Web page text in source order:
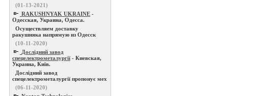
(01-13-2021)
RAKUSHNYAK UKRAINE -
Одесская, Украина, Одесса.
Осуществляем доставку
ракушняка напрямую из Одесск
(10-11-2020)
Дослідний завод
спецелектрометалургії - Киевская,
Украина, Київ.
Дослідний завод
спецелектрометалургії пропонує мех
(06-11-2020)